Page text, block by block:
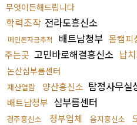
무엇이든해드립니다
학력조작 전라도흥신소
떼인돈자금추적 배트남청부 몸캠피
주는곳 고민바로해결흥신소 납
논산심부름센터
재산열람 양산흥신소 탐정사무실
배트남청부 심부름센터
경주흥신소 청부업체 음지흥신소